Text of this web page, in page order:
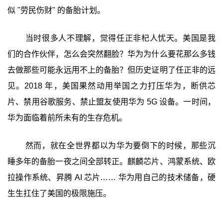
似 "劳民伤财" 的备胎计划。
当时很多人不理解，觉得任正非杞人忧天。美国是我
们的合作伙伴，怎么会突然翻脸？华为为什么要花那么多钱
去做那些可能永远用不上的备胎？但历史证明了任正非的远
见。2018 年，美国果然动用举国之力打压华为，断供芯
片、禁用谷歌服务、禁止盟友使用华为 5G 设备。一时间，
华为面临着前所未有的生存危机。
然而，就在全世界都以为华为要倒下的时候，那些沉
睡多年的备胎一夜之间全部转正。麒麟芯片、鸿蒙系统、欧
拉操作系统、昇腾 AI 芯片…… 华为用自己的技术储备，硬
生生扛住了美国的极限施压。